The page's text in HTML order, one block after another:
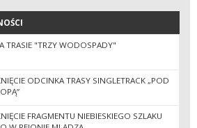
TRASIE "TRZY WODOSPADY"
ODCINKA TRASY SINGLETRACK „POD
FRAGMENTU NIEBIESKIEGO SZLAKU